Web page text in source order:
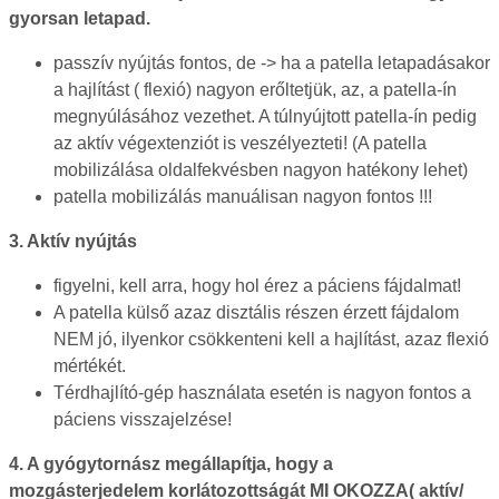
gyorsan letapad.
passzív nyújtás fontos, de -> ha a patella letapadásakor
a hajlítást ( flexió) nagyon erőltetjük, az, a patella-ín
megnyúlásához vezethet. A túlnyújtott patella-ín pedig
az aktív végextenziót is veszélyezteti! (A patella
mobilizálása oldalfekvésben nagyon hatékony lehet)
patella mobilizálás manuálisan nagyon fontos !!!
3. Aktív nyújtás
figyelni, kell arra, hogy hol érez a páciens fájdalmat!
A patella külső azaz disztális részen érzett fájdalom
NEM jó, ilyenkor csökkenteni kell a hajlítást, azaz flexió
mértékét.
Térdhajlító-gép használata esetén is nagyon fontos a
páciens visszajelzése!
4. A gyógytornász megállapítja, hogy a
mozgásterjedelem korlátozottságát MI OKOZZA( aktív/